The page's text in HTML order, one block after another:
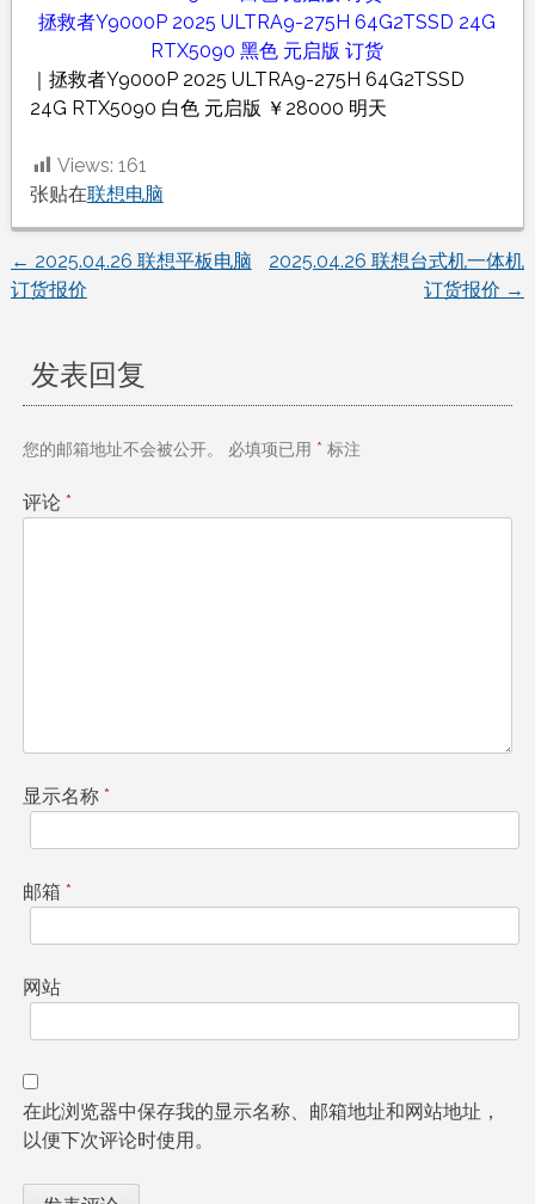
拯救者Y9000P 2025 ULTRA9-275H 64G2TSSD 24G
RTX5090 黑色 元启版 订货
｜拯救者Y9000P 2025 ULTRA9-275H 64G2TSSD
24G RTX5090 白色 元启版 ￥28000 明天
Views: 161
张贴在联想电脑
文
导
航
← 2025.04.26 联想平板电脑
订货报价
2025.04.26 联想台式机一体机
订货报价 →
发表回复
您的邮箱地址不会被公开。 必填项已用 * 标注
评论 *
显示名称 *
邮箱 *
网站
在此浏览器中保存我的显示名称、邮箱地址和网站地址，
以便下次评论时使用。